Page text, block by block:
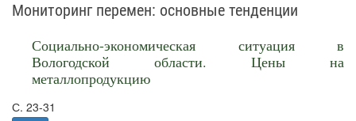
Мониторинг перемен: основные тенденции
Социально-экономическая ситуация в
Вологодской области. Цены на
металлопродукцию
С. 23-31